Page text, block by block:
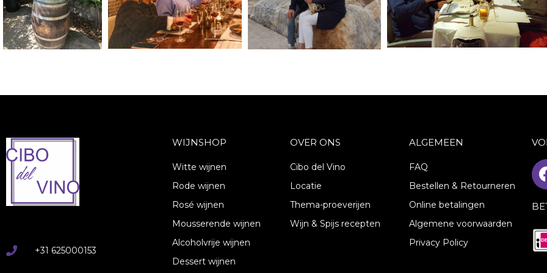
+31 625000153
WIJNSHOP
Witte wijnen
Rode wijnen
Rosé wijnen
Mousserende wijnen
Alcoholvrije wijnen
Dessert wijnen
OVER ONS
Cibo del Vino
Locatie
Thema-proeverijen
Wijn & Spijs recepten
ALGEMEEN
FAQ
Bestellen & Retourneren
Online betalingen
Algemene voorwaarden
Privacy Policy